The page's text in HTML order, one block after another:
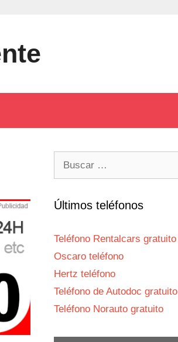
Últimos teléfonos
Teléfono Rentalcars gratuito
Oscaro teléfono
Hertz teléfono
Teléfono de Autodoc gratuito
Teléfono Norauto gratuito